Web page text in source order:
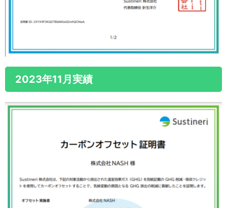
2023年11月実績